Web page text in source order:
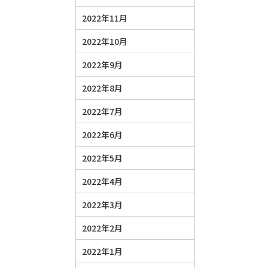
2022年11月
2022年10月
2022年9月
2022年8月
2022年7月
2022年6月
2022年5月
2022年4月
2022年3月
2022年2月
2022年1月